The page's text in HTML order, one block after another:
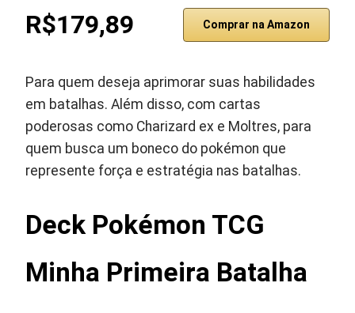
R$179,89 Comprar na Amazon
Para quem deseja aprimorar suas habilidades
em batalhas. Além disso, com cartas
poderosas como Charizard ex e Moltres, para
quem busca um boneco do pokémon que
represente força e estratégia nas batalhas.
Deck Pokémon TCG
Minha Primeira Batalha